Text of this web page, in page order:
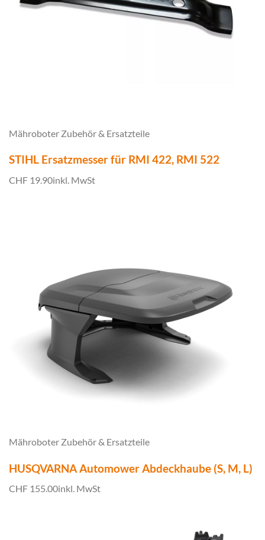
Mähroboter Zubehör & Ersatzteile
STIHL Ersatzmesser für RMI 422, RMI 522
CHF 19.90inkl. MwSt
Mähroboter Zubehör & Ersatzteile
HUSQVARNA Automower Abdeckhaube (S, M, L)
CHF 155.00inkl. MwSt